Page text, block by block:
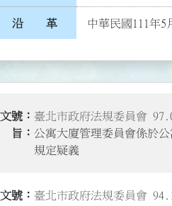
沿 革 中華民國111年5
臺北市政府法規委員會
公寓大廈管理委員會係於
規定疑義
臺北市政府法規委員會